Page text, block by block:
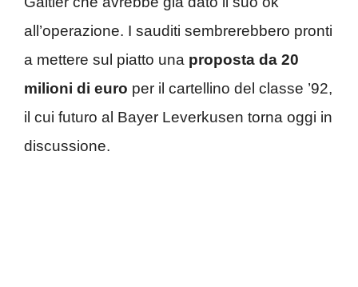
all’operazione. I sauditi sembrerebbero pronti
a mettere sul piatto una proposta da 20
milioni di euro per il cartellino del classe ’92,
il cui futuro al Bayer Leverkusen torna oggi in
discussione.